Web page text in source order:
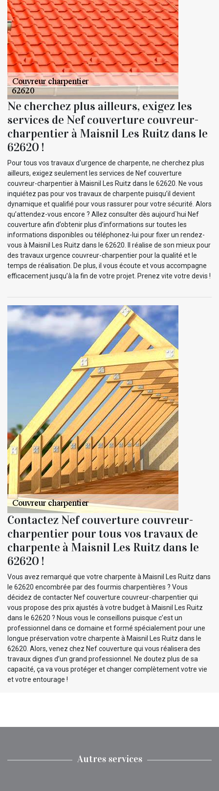
Ne cherchez plus ailleurs, exigez les
services de Nef couverture couvreur-
charpentier à Maisnil Les Ruitz dans le
62620 !
Pour tous vos travaux d'urgence de charpente, ne cherchez plus
ailleurs, exigez seulement les services de Nef couverture
couvreur-charpentier à Maisnil Les Ruitz dans le 62620. Ne vous
inquiétez pas pour vos travaux de charpente puisqu’il devient
dynamique et qualifié pour vous rassurer pour votre sécurité. Alors
qu’attendez-vous encore ? Allez consulter dès aujourd`hui Nef
couverture afin d’obtenir plus d’informations sur toutes les
informations disponibles ou téléphonez-lui pour fixer un rendez-
vous à Maisnil Les Ruitz dans le 62620. Il réalise de son mieux pour
des travaux urgence couvreur-charpentier pour la qualité et le
temps de réalisation. De plus, il vous écoute et vous accompagne
efficacement jusqu’à la fin de votre projet. Prenez vite votre devis !
Contactez Nef couverture couvreur-
charpentier pour tous vos travaux de
charpente à Maisnil Les Ruitz dans le
62620 !
Vous avez remarqué que votre charpente à Maisnil Les Ruitz dans
le 62620 encombrée par des fourmis charpentières ? Vous
décidez de contacter Nef couverture couvreur-charpentier qui
vous propose des prix ajustés à votre budget à Maisnil Les Ruitz
dans le 62620 ? Nous vous le conseillons puisque c’est un
professionnel dans ce domaine et formé spécialement pour une
longue préservation votre charpente à Maisnil Les Ruitz dans le
62620. Alors, venez chez Nef couverture qui vous réalisera des
travaux dignes d’un grand professionnel. Ne doutez plus de sa
capacité, ça va vous protéger et changer complètement votre vie
et votre entourage !
Autres services